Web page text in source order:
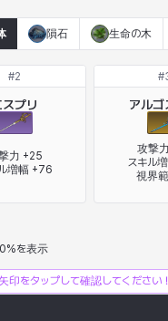
隕石 生命の木
#2
スプリ
力 +25
増幅 +76
#
アルゴ
攻撃
スキル
視界
を表示
印をタップして確認してください！